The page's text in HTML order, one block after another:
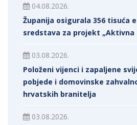
04.08.2026.
Županija osigurala 356 tisuća
sredstava za projekt „Aktivna
03.08.2026.
Položeni vijenci i zapaljene
pobjede i domovinske
hrvatskih branitelja
03.08.2026.